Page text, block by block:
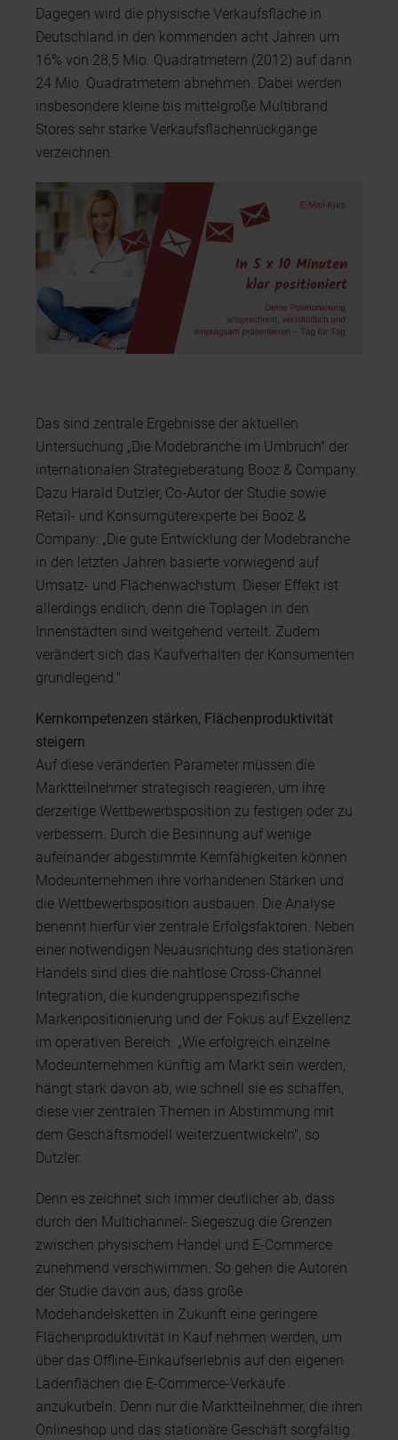
Dagegen wird die physische Verkaufsfläche in
Deutschland in den kommenden acht Jahren um
16% von 28,5 Mio. Quadratmetern (2012) auf dann
24 Mio. Quadratmetern abnehmen. Dabei werden
insbesondere kleine bis mittelgroße Multibrand
Stores sehr starke Verkaufsflächenrückgänge
verzeichnen.
Das sind zentrale Ergebnisse der aktuellen
Untersuchung „Die Modebranche im Umbruch" der
internationalen Strategieberatung Booz & Company.
Dazu Harald Dutzler, Co-Autor der Studie sowie
Retail- und Konsumgüterexperte bei Booz &
Company: „Die gute Entwicklung der Modebranche
in den letzten Jahren basierte vorwiegend auf
Umsatz- und Flächenwachstum. Dieser Effekt ist
allerdings endlich, denn die Toplagen in den
Innenstädten sind weitgehend verteilt. Zudem
verändert sich das Kaufverhalten der Konsumenten
grundlegend."
Kernkompetenzen stärken, Flächenproduktivität
steigern
Auf diese veränderten Parameter müssen die
Marktteilnehmer strategisch reagieren, um ihre
derzeitige Wettbewerbsposition zu festigen oder zu
verbessern. Durch die Besinnung auf wenige
aufeinander abgestimmte Kernfähigkeiten können
Modeunternehmen ihre vorhandenen Stärken und
die Wettbewerbsposition ausbauen. Die Analyse
benennt hierfür vier zentrale Erfolgsfaktoren. Neben
einer notwendigen Neuausrichtung des stationären
Handels sind dies die nahtlose Cross-Channel
Integration, die kundengruppenspezifische
Markenpositionierung und der Fokus auf Exzellenz
im operativen Bereich. „Wie erfolgreich einzelne
Modeunternehmen künftig am Markt sein werden,
hängt stark davon ab, wie schnell sie es schaffen,
diese vier zentralen Themen in Abstimmung mit
dem Geschäftsmodell weiterzuentwickeln", so
Dutzler.
Denn es zeichnet sich immer deutlicher ab, dass
durch den Multichannel- Siegeszug die Grenzen
zwischen physischem Handel und E-Commerce
zunehmend verschwimmen. So gehen die Autoren
der Studie davon aus, dass große
Modehandelsketten in Zukunft eine geringere
Flächenproduktivität in Kauf nehmen werden, um
über das Offline-Einkaufserlebnis auf den eigenen
Ladenflächen die E-Commerce-Verkäufe
anzukurbeln. Denn nur die Marktteilnehmer, die ihren
Onlineshop und das stationäre Geschäft sorgfältig